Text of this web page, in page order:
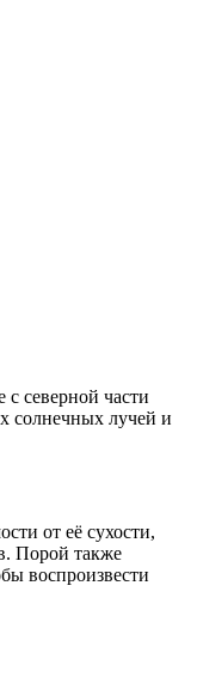
северной части
солнечных лучей и
от её сухости,
Порой также
воспроизвести